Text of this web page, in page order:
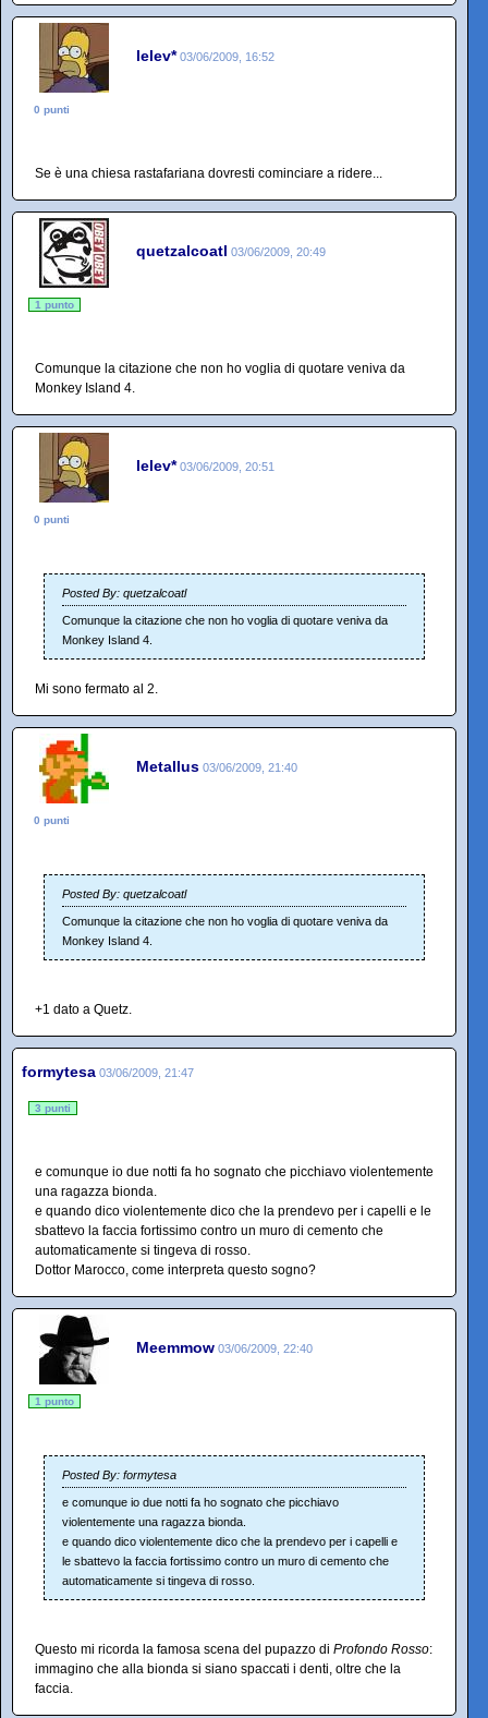
lelev* 03/06/2009, 16:52
0 punti
Se è una chiesa rastafariana dovresti cominciare a ridere...
quetzalcoatl 03/06/2009, 20:49
1 punto
Comunque la citazione che non ho voglia di quotare veniva da
Monkey Island 4.
lelev* 03/06/2009, 20:51
0 punti
Posted By: quetzalcoatl
Comunque la citazione che non ho voglia di quotare veniva da
Monkey Island 4.
Mi sono fermato al 2.
Metallus 03/06/2009, 21:40
0 punti
Posted By: quetzalcoatl
Comunque la citazione che non ho voglia di quotare veniva da
Monkey Island 4.
+1 dato a Quetz.
formytesa 03/06/2009, 21:47
3 punti
e comunque io due notti fa ho sognato che picchiavo violentemente
una ragazza bionda.
e quando dico violentemente dico che la prendevo per i capelli e le
sbattevo la faccia fortissimo contro un muro di cemento che
automaticamente si tingeva di rosso.
Dottor Marocco, come interpreta questo sogno?
Meemmow 03/06/2009, 22:40
1 punto
Posted By: formytesa
e comunque io due notti fa ho sognato che picchiavo
violentemente una ragazza bionda.
e quando dico violentemente dico che la prendevo per i capelli e
le sbattevo la faccia fortissimo contro un muro di cemento che
automaticamente si tingeva di rosso.
Questo mi ricorda la famosa scena del pupazzo di Profondo Rosso:
immagino che alla bionda si siano spaccati i denti, oltre che la
faccia.